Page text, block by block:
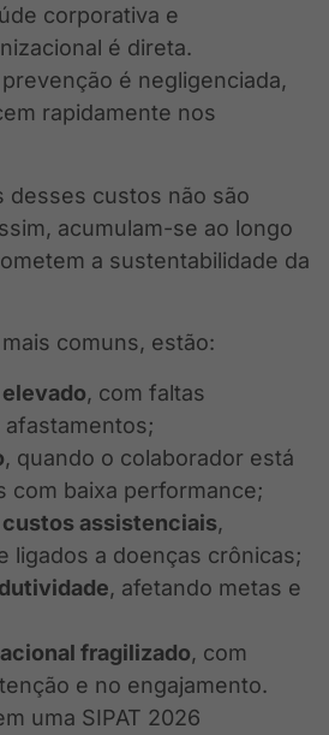
corporativa e
é direta.
é negligenciada,
rapidamente nos
desses custos não são
acumulam-se ao longo
a sustentabilidade da
comuns, estão:
, com faltas
, quando o colaborador está
com baixa performance;
assistenciais,
ligados a doenças crônicas;
, afetando metas e
fragilizado, com
e no engajamento.
uma SIPAT 2026